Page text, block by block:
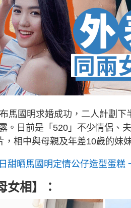
馬國明求婚成功，二人計劃
。日前是「520」不少情侶、
相中與母親及年差10歲的妹
甜晒馬國明定情公仔造型蛋糕
女相 】：